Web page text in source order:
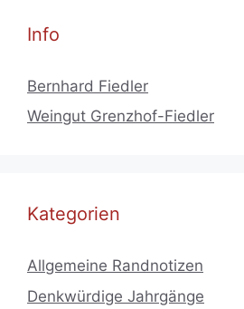
Info
Bernhard Fiedler
Weingut Grenzhof-Fiedler
Kategorien
Allgemeine Randnotizen
Denkwürdige Jahrgänge